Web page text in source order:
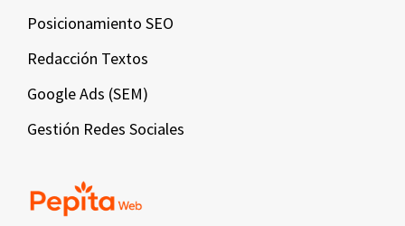
Posicionamiento SEO
Redacción Textos
Google Ads (SEM)
Gestión Redes Sociales